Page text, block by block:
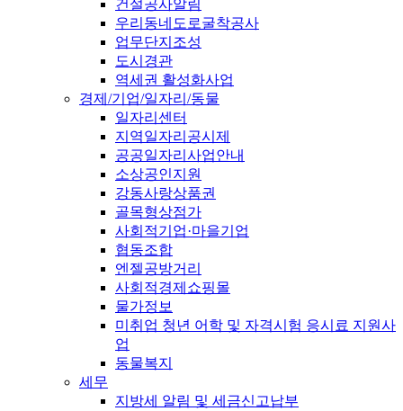
건설공사알림
우리동네도로굴착공사
업무단지조성
도시경관
역세권 활성화사업
경제/기업/일자리/동물
일자리센터
지역일자리공시제
공공일자리사업안내
소상공인지원
강동사랑상품권
골목형상점가
사회적기업·마을기업
협동조합
엔젤공방거리
사회적경제쇼핑몰
물가정보
미취업 청년 어학 및 자격시험 응시료 지원사
업
동물복지
세무
지방세 알림 및 세금신고납부